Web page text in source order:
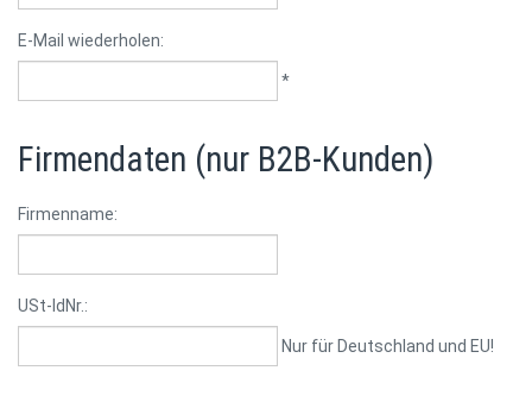
E-Mail wiederholen:
*
Firmendaten (nur B2B-Kunden)
Firmenname:
USt-IdNr.:
Nur für Deutschland und EU!